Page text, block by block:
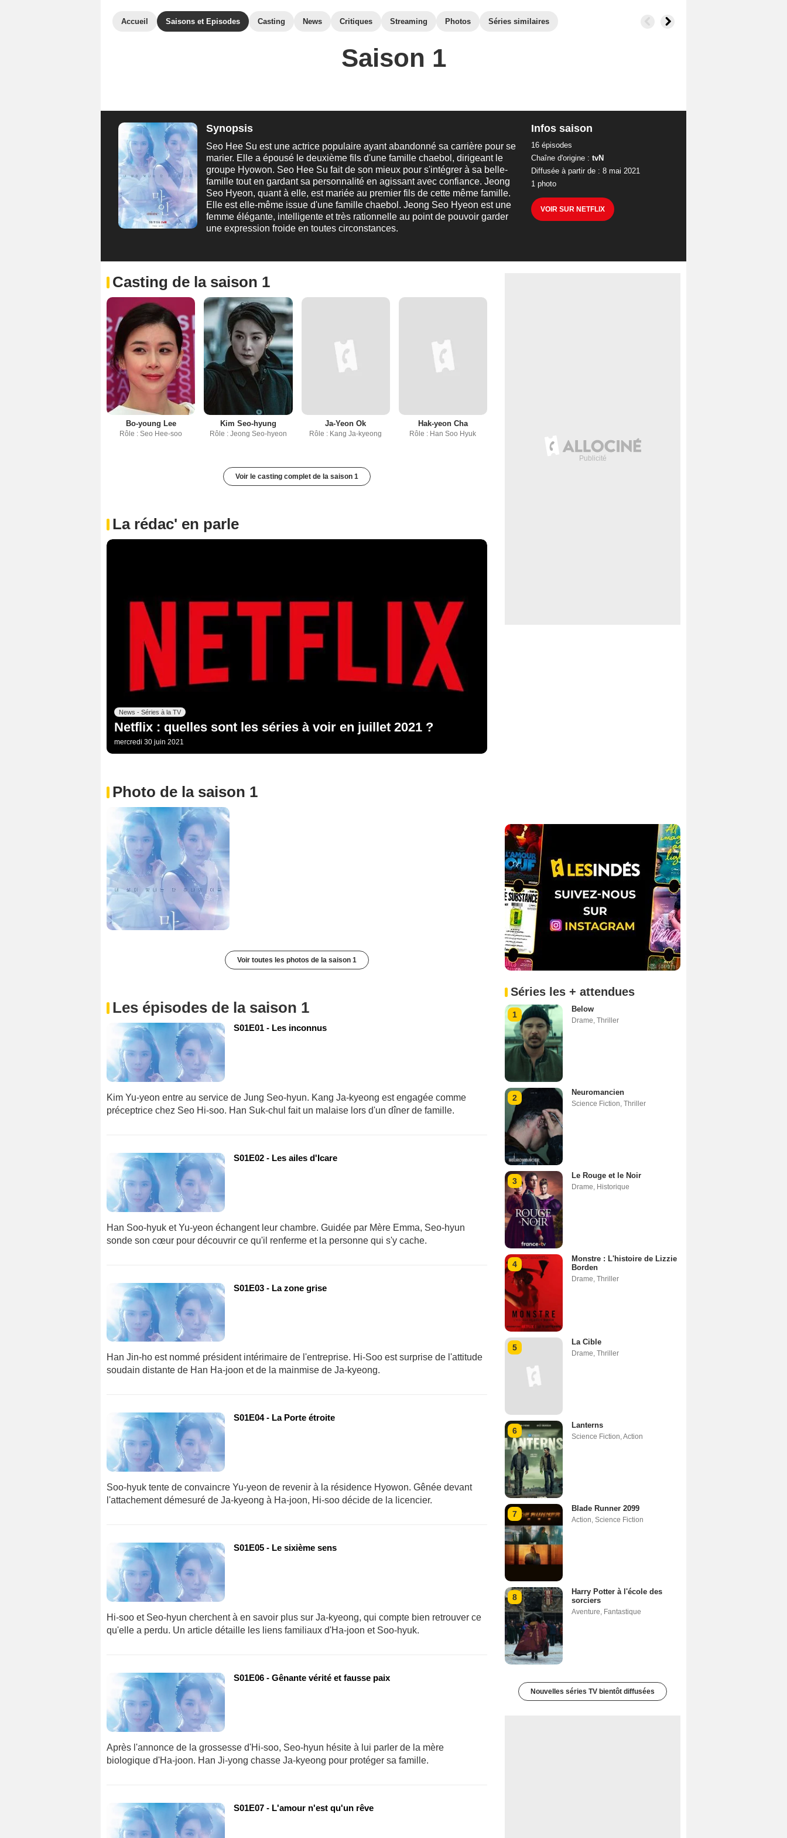
Accueil Saisons et Episodes Casting News Critiques Streaming Photos Séries similaires
Saison 1
Synopsis
Seo Hee Su est une actrice populaire ayant abandonné sa carrière pour se
marier. Elle a épousé le deuxième fils d'une famille chaebol, dirigeant le
groupe Hyowon. Seo Hee Su fait de son mieux pour s'intégrer à sa belle-
famille tout en gardant sa personnalité en agissant avec confiance. Jeong
Seo Hyeon, quant à elle, est mariée au premier fils de cette même famille.
Elle est elle-même issue d'une famille chaebol. Jeong Seo Hyeon est une
femme élégante, intelligente et très rationnelle au point de pouvoir garder
une expression froide en toutes circonstances.
Infos saison
16 épisodes
Chaîne d'origine : tvN
Diffusée à partir de : 8 mai 2021
1 photo
VOIR SUR NETFLIX
Casting de la saison 1
Bo-young Lee
Rôle : Seo Hee-soo
Kim Seo-hyung
Rôle : Jeong Seo-hyeon
Ja-Yeon Ok
Rôle : Kang Ja-kyeong
Hak-yeon Cha
Rôle : Han Soo Hyuk
Voir le casting complet de la saison 1
La rédac' en parle
News - Séries à la TV
Netflix : quelles sont les séries à voir en juillet 2021 ?
mercredi 30 juin 2021
Photo de la saison 1
Voir toutes les photos de la saison 1
Les épisodes de la saison 1
S01E01 - Les inconnus
Kim Yu-yeon entre au service de Jung Seo-hyun. Kang Ja-kyeong est engagée comme
préceptrice chez Seo Hi-soo. Han Suk-chul fait un malaise lors d'un dîner de famille.
S01E02 - Les ailes d'Icare
Han Soo-hyuk et Yu-yeon échangent leur chambre. Guidée par Mère Emma, Seo-hyun
sonde son cœur pour découvrir ce qu'il renferme et la personne qui s'y cache.
S01E03 - La zone grise
Han Jin-ho est nommé président intérimaire de l'entreprise. Hi-Soo est surprise de l'attitude
soudain distante de Han Ha-joon et de la mainmise de Ja-kyeong.
S01E04 - La Porte étroite
Soo-hyuk tente de convaincre Yu-yeon de revenir à la résidence Hyowon. Gênée devant
l'attachement démesuré de Ja-kyeong à Ha-joon, Hi-soo décide de la licencier.
S01E05 - Le sixième sens
Hi-soo et Seo-hyun cherchent à en savoir plus sur Ja-kyeong, qui compte bien retrouver ce
qu'elle a perdu. Un article détaille les liens familiaux d'Ha-joon et Soo-hyuk.
S01E06 - Gênante vérité et fausse paix
Après l'annonce de la grossesse d'Hi-soo, Seo-hyun hésite à lui parler de la mère
biologique d'Ha-joon. Han Ji-yong chasse Ja-kyeong pour protéger sa famille.
S01E07 - L'amour n'est qu'un rêve
Séries les + attendues
1
Below
Drame Thriller
2
Neuromancien
Science Fiction Thriller
3
Le Rouge et le Noir
Drame Historique
4
Monstre : L'histoire de Lizzie
Borden
Drame Thriller
5
La Cible
Drame Thriller
6
Lanterns
Science Fiction Action
7
Blade Runner 2099
Action Science Fiction
8
Harry Potter à l'école des
sorciers
Aventure Fantastique
Nouvelles séries TV bientôt diffusées